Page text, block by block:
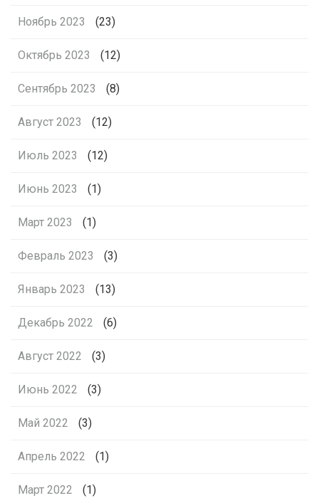
Ноябрь 2023 (23)
Октябрь 2023 (12)
Сентябрь 2023 (8)
Август 2023 (12)
Июль 2023 (12)
Июнь 2023 (1)
Март 2023 (1)
Февраль 2023 (3)
Январь 2023 (13)
Декабрь 2022 (6)
Август 2022 (3)
Июнь 2022 (3)
Май 2022 (3)
Апрель 2022 (1)
Март 2022 (1)